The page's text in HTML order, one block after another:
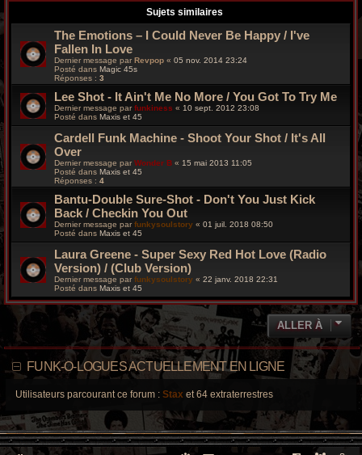
Sujets similaires
The Emotions – I Could Never Be Happy / I've
Fallen In Love
Dernier message par Revpop « 05 nov. 2014 23:24
Posté dans Magic 45s
Réponses : 3
Lee Shot - It Ain't Me No More / You Got To Try Me
Dernier message parfunkiness « 10 sept. 2012 23:08
Posté dans Maxis et 45
Cardell Funk Machine - Shoot Your Shot / It's All
Over
Dernier message par Wonder B « 15 mai 2013 11:05
Posté dans Maxis et 45
Réponses : 4
Bantu-Double Sure-Shot ‎- Don't You Just Kick
Back / Checkin You Out
Dernier message par funkysoulstory « 01 juil. 2018 08:50
Posté dans Maxis et 45
Laura Greene ‎- Super Sexy Red Hot Love (Radio
Version) / (Club Version)
Dernier message par funkysoulstory « 22 janv. 2018 22:31
Posté dans Maxis et 45
ALLER À
FUNK-O-LOGUES ACTUELLEMENT EN LIGNE
Utilisateurs parcourant ce forum : Stax et 64 extraterrestres